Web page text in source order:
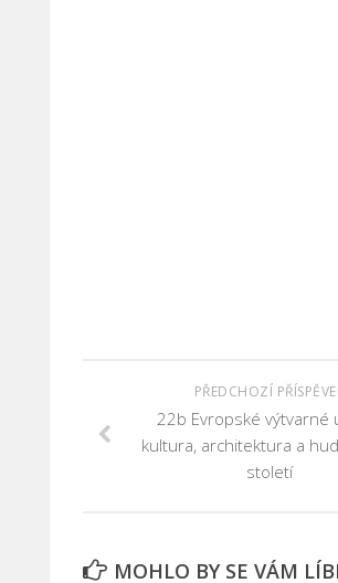
PŘEDCHOZÍ
22b Evropské výtvarné
kultura, architektura a
století
MOHLO BY SE VÁM